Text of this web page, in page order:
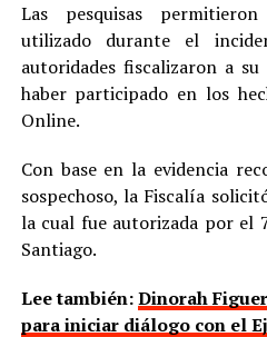
Las pesquisas
utilizado durante el
autoridades fiscalizaron a
haber participado en los
Online.
Con base en la evidencia
sospechoso, la Fiscalía
la cual fue autorizada por el
Santiago.
Lee también:Dinorah
para iniciar diálogo con el